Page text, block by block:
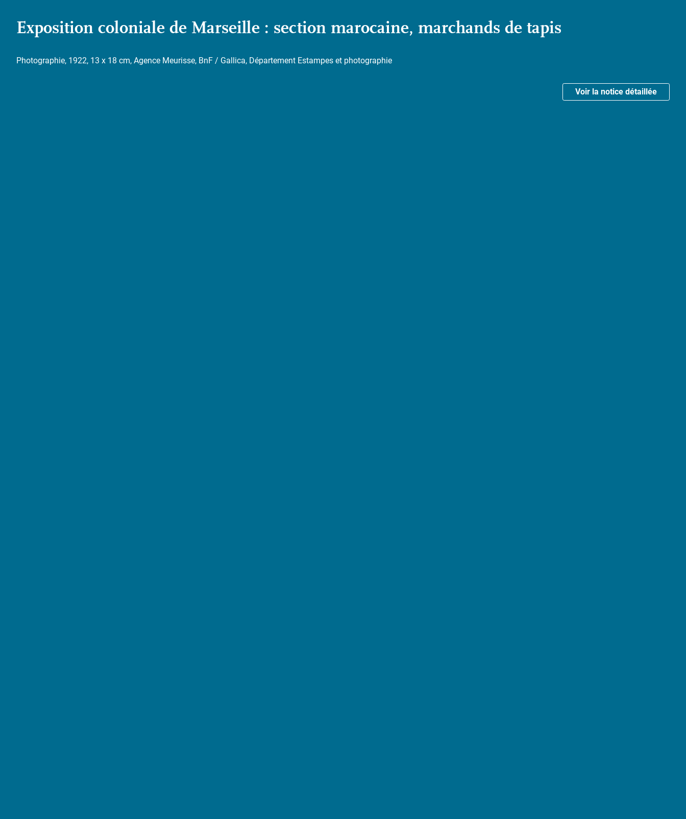
Exposition coloniale de Marseille : section marocaine, marchands de tapis
Photographie, 1922, 13 x 18 cm, Agence Meurisse, BnF / Gallica, Département Estampes et photographie
Voir la notice détaillée